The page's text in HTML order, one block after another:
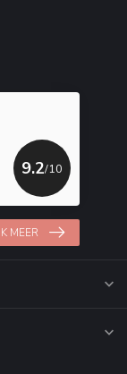
9.2/10
MEER